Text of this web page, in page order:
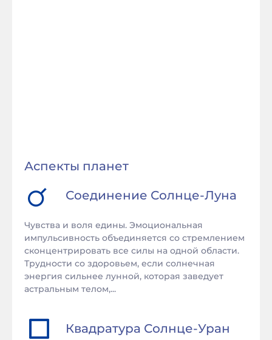
Аспекты планет
Соединение Солнце-Луна
Чувства и воля едины. Эмоциональная
импульсивность объединяется со стремлением
сконцентрировать все силы на одной области.
Трудности со здоровьем, если солнечная
энергия сильнее лунной, которая заведует
астральным телом,...
Квадратура Солнце-Уран